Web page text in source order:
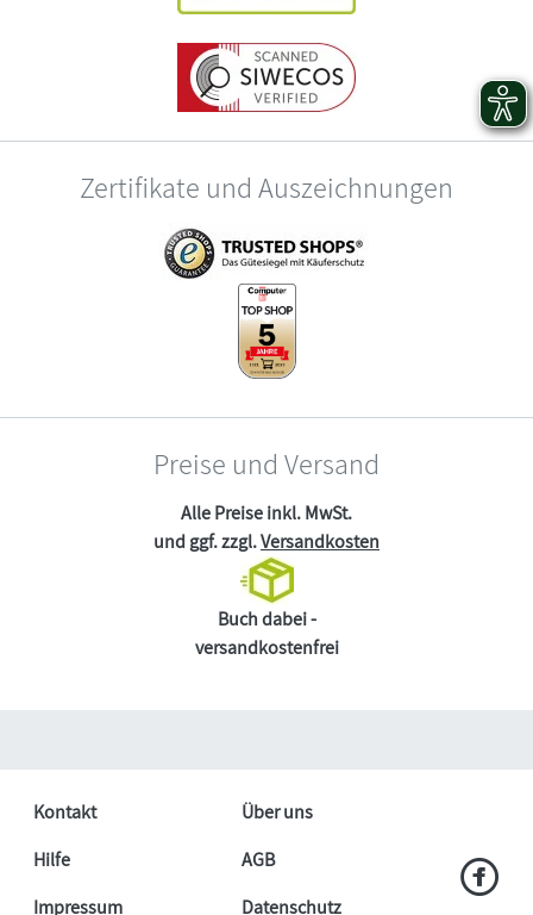
Zertifikate und Auszeichnungen
Preise und Versand
Alle Preise inkl. MwSt.
und ggf. zzgl.Versandkosten
Buch dabei -
versandkostenfrei
Kontakt
Über uns
Hilfe
AGB
Impressum
Datenschutz